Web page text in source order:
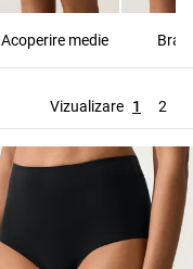
Acoperire medie
Vizualizare 1 2